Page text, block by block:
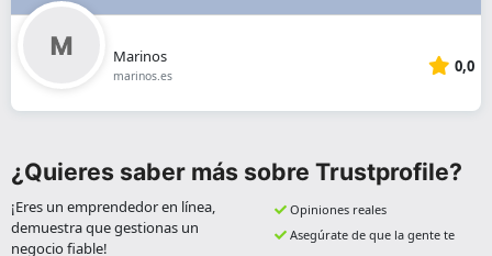
Marinos
marinos.es 0,0
¿Quieres saber más sobre Trustprofile?
¡Eres un emprendedor en línea,
demuestra que gestionas un
negocio fiable!
Opiniones reales
Asegúrate de que la gente te